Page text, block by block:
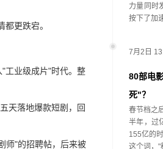
更跌宕。
工业级成片"时代。整
天落地爆款短剧，回
师"的招聘帖，后来被
力量同时
按下了加
7月2日
80部电
死"？
春节档之
半年，过
155亿的
这个词，"